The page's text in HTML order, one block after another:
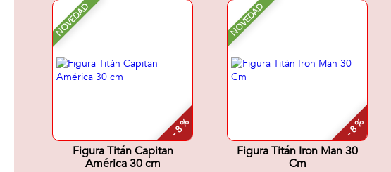
NOVEDAD
- 8 %
Figura Titán Capitan
América 30 cm
NOVEDAD
- 8 %
Figura Titán Iron Man 30
Cm